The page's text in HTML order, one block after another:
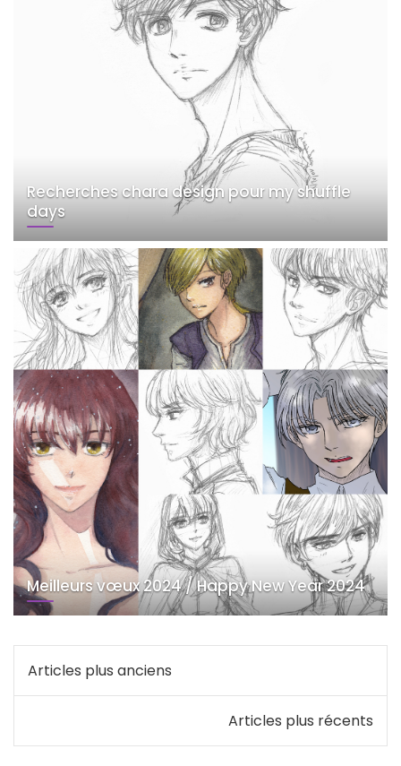
Recherches chara design pour my shuffle
days
Meilleurs vœux 2024 / Happy New Year 2024
Navigation
des
articles
Articles plus anciens
Articles plus récents